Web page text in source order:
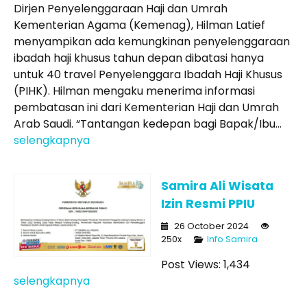
Dirjen Penyelenggaraan Haji dan Umrah
Kementerian Agama (Kemenag), Hilman Latief
menyampikan ada kemungkinan penyelenggaraan
ibadah haji khusus tahun depan dibatasi hanya
untuk 40 travel Penyelenggara Ibadah Haji Khusus
(PIHK). Hilman mengaku menerima informasi
pembatasan ini dari Kementerian Haji dan Umrah
Arab Saudi. “Tantangan kedepan bagi Bapak/Ibu...
selengkapnya
Samira Ali Wisata
Izin Resmi PPIU
26 October 2024
250x
Info Samira
Post Views: 1,434
selengkapnya